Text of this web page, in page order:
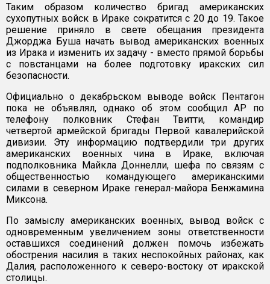
Таким образом количество бригад американских
сухопутных войск в Ираке сократится с 20 до 19. Такое
решение приняло в свете обещания президента
Джорджа Буша начать вывод американских военных
из Ирака и изменить их задачу - вместо прямой борьбы
с повстанцами на более подготовку иракских сил
безопасности.
Официально о декабрьском выводе войск Пентагон
пока не объявлял, однако об этом сообщил АР по
телефону полковник Стефан Твитти, командир
четвертой армейской бригады Первой кавалерийской
дивизии. Эту информацию подтвердили три других
американских военных чина в Ираке, включая
подполковника Майкла Доннелли, шефа по связям с
общественностью командующего американскими
силами в северном Ираке генерал-майора Бенжамина
Миксона.
По замыслу американских военных, вывод войск с
одновременным увеличением зоны ответственности
оставшихся соединений должен помочь избежать
обострения насилия в таких неспокойных районах, как
Далия, расположенного к северо-востоку от иракской
столицы.